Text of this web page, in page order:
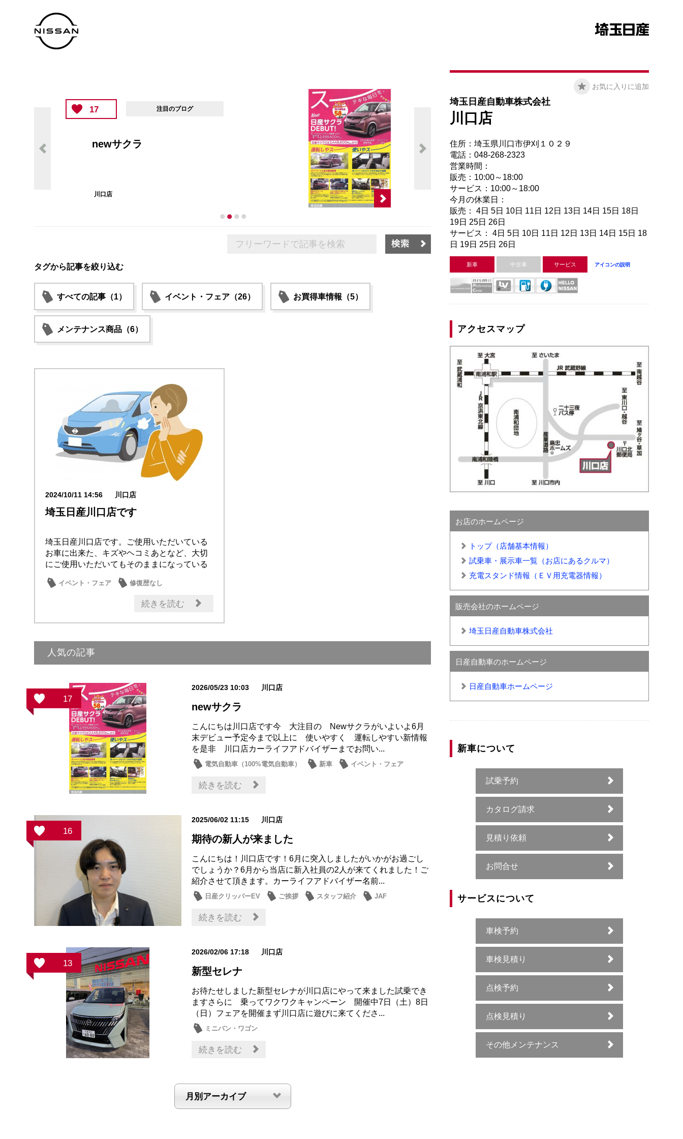
16 注目のブログ
期待の新人が来ました
川口店
タグから記事を絞り込む
すべての記事（1） イベント・フェア（26） お買得車情報（5）
メンテナンス商品（6）
2024/10/11 14:56 川口店
埼玉日産川口店です
埼玉日産川口店です。ご使用いただいている
お車に出来た、キズやヘコミあとなど、大切
にご使用いただいてもそのままになっている
イベント・フェア
修復歴なし
日産の技術 セール情報
続きを読む
人気の記事
17
2026/05/23 10:03 川口店
newサクラ
こんにちは川口店です今 大注目の Newサクラがいよいよ6月
末デビュー予定今まで以上に 使いやすく 運転しやすい新情報
を是非 川口店カーライフアドバイザーまでお問い...
電気自動車（100%電気自動車） 新車 イベント・フェア
続きを読む
16
2025/06/02 11:15 川口店
期待の新人が来ました
こんにちは！川口店です！6月に突入しましたがいかがお過ごし
でしょうか？6月から当店に新入社員の2人が来てくれました！ご
紹介させて頂きます。カーライフアドバイザー名前...
日産クリッパーEV ご挨拶 スタッフ紹介 JAF
続きを読む
13
2026/02/06 17:18 川口店
新型セレナ
お待たせしました新型セレナが川口店にやって来ました試乗でき
ますさらに 乗ってワクワクキャンペーン 開催中7日（土）8日
（日）フェアを開催まず川口店に遊びに来てくださ...
ミニバン・ワゴン
続きを読む
お気に入りに追加
埼玉日産自動車株式会社
川口店
住所：埼玉県川口市伊刈１０２９
電話：048-268-2323
営業時間：
販売：10:00～18:00
サービス：10:00～18:00
今月の休業日：
販売： 4日 5日 10日 11日 12日 13日 14日 15日 18日
19日 25日 26日
サービス： 4日 5日 10日 11日 12日 13日 14日 15日 18
日 19日 25日 26日
新車 中古車 サービス アイコンの説明
アクセスマップ
お店のホームページ
トップ（店舗基本情報）
試乗車・展示車一覧（お店にあるクルマ）
充電スタンド情報（ＥＶ用充電器情報）
販売会社のホームページ
埼玉日産自動車株式会社
日産自動車のホームページ
日産自動車ホームページ
新車について
試乗予約
カタログ請求
見積り依頼
お問合せ
サービスについて
車検予約
車検見積り
点検予約
点検見積り
その他メンテナンス